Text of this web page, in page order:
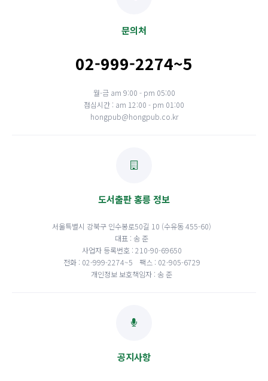
문의처
02-999-2274~5
월-금 am 9:00 - pm 05:00
점심시간 : am 12:00 - pm 01:00
hongpub@hongpub.co.kr
도서출판 홍릉 정보
서울특별시 강북구 인수봉로50길 10 (수유동 455-60)
대표 : 송 준
사업자 등록번호 : 210-90-69650
전화 : 02-999-2274~5
팩스 : 02-905-6729
개인정보 보호책임자 : 송 준
공지사항